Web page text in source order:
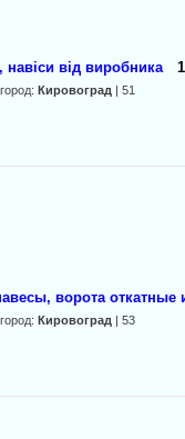
від виробника
Кировоград | 51
ворота откатные
Кировоград | 53